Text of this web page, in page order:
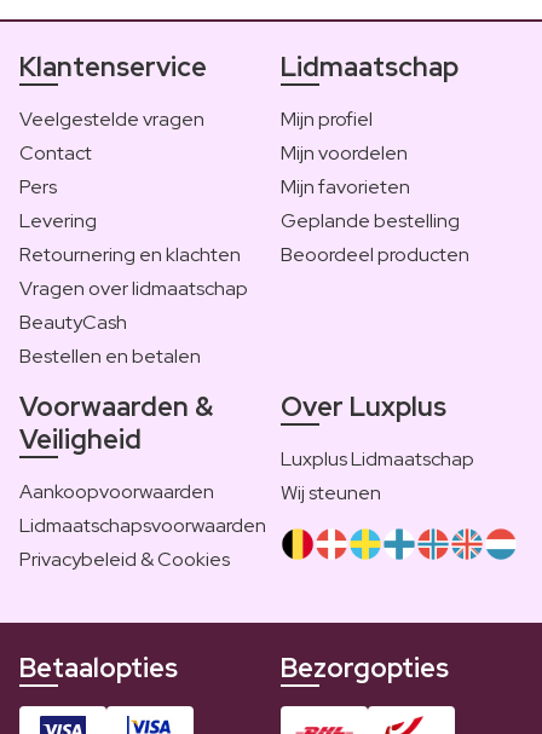
Klantenservice
Veelgestelde vragen
Contact
Pers
Levering
Retournering en klachten
Vragen over lidmaatschap
BeautyCash
Bestellen en betalen
Lidmaatschap
Mijn profiel
Mijn voordelen
Mijn favorieten
Geplande bestelling
Beoordeel producten
Voorwaarden &
Veiligheid
Aankoopvoorwaarden
Lidmaatschapsvoorwaarden
Privacybeleid & Cookies
Over Luxplus
Luxplus Lidmaatschap
Wij steunen
Betaalopties Bezorgopties